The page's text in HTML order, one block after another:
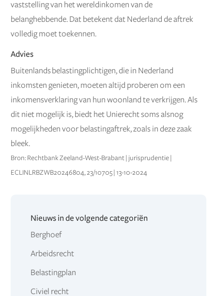
vaststelling van het wereldinkomen van de
belanghebbende. Dat betekent dat Nederland de aftrek
volledig moet toekennen.
Advies
Buitenlands belastingplichtigen, die in Nederland
inkomsten genieten, moeten altijd proberen om een
inkomensverklaring van hun woonland te verkrijgen. Als
dit niet mogelijk is, biedt het Unierecht soms alsnog
mogelijkheden voor belastingaftrek, zoals in deze zaak
bleek.
Bron: Rechtbank Zeeland-West-Brabant | jurisprudentie |
ECLINLRBZWB20246804, 23/10705 | 13-10-2024
Nieuws in de volgende categoriën
Berghoef
Arbeidsrecht
Belastingplan
Civiel recht